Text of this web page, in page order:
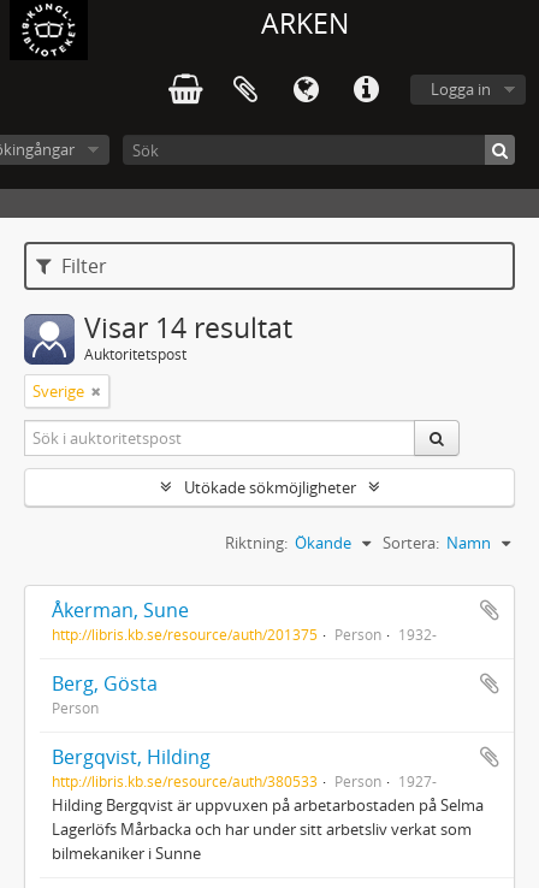
ARKEN
Logga in
Filter
Visar 14 resultat
Auktoritetspost
Sverige
Utökade sökmöjligheter
Sortera: Namn
Riktning: Ökande
Åkerman, Sune
http://libris.kb.se/resource/auth/201375 Person 1932-
Berg, Gösta
Person
Bergqvist, Hilding
http://libris.kb.se/resource/auth/380533 Person 1927-
Hilding Bergqvist är uppvuxen på arbetarbostaden på Selma
Lagerlöfs Mårbacka och har under sitt arbetsliv verkat som
bilmekaniker i Sunne